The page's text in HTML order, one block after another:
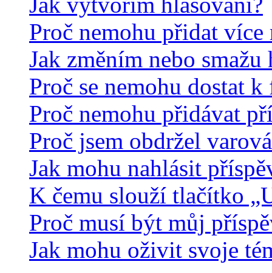
Proč nemohu přidat
Jak změním nebo smažu
Proč se nemohu dostat k
Proč nemohu přidávat
Proč jsem obdržel
Jak mohu nahlásit
K čemu slouží tlačítko
Proč musí být můj
Jak mohu oživit svoje